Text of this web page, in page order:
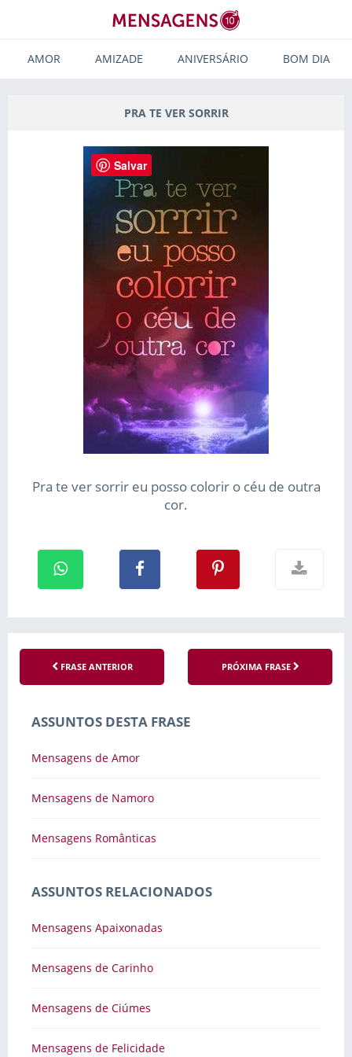
AMOR AMIZADE ANIVERSÁRIO BOM DIA
PRA TE VER SORRIR
Pra te ver sorrir eu posso colorir o céu de outra
cor.
FRASE ANTERIOR PRÓXIMA FRASE
ASSUNTOS DESTA FRASE
Mensagens de Amor
Mensagens de Namoro
Mensagens Românticas
ASSUNTOS RELACIONADOS
Mensagens Apaixonadas
Mensagens de Carinho
Mensagens de Ciúmes
Mensagens de Felicidade
Salvar